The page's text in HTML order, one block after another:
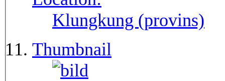
Klungkung (provins)
Thumbnail